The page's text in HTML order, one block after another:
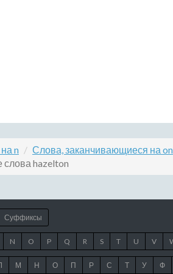
n Слова, заканчивающиеся на on
слова hazelton
Суффиксы
N O P Q R S T U V
М Н О П Р С Т У Ф